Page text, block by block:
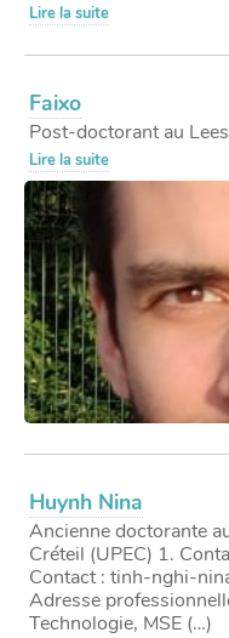
Lire la suite
Faixo
Post-doctorant au
Lire la suite
Huynh Nina
Ancienne doctorante
Créteil (UPEC) 1.
Contact : tinh-nghi-
Adresse
Technologie, MSE (…)